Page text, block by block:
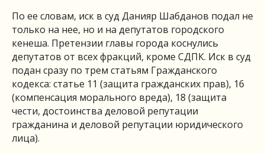
По ее словам, иск в суд Данияр Шабданов подал не
только на нее, но и на депутатов городского
кенеша. Претензии главы города коснулись
депутатов от всех фракций, кроме СДПК. Иск в суд
подан сразу по трем статьям Гражданского
кодекса: статье 11 (защита гражданских прав), 16
(компенсация морального вреда), 18 (защита
чести, достоинства деловой репутации
гражданина и деловой репутации юридического
лица).